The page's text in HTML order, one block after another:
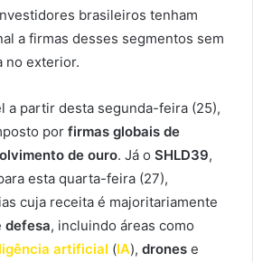
brasileiros tenham
a firmas desses segmentos sem
no exterior.
a partir desta segunda-feira (25),
por firmas globais de
de ouro. Já o SHLD39,
esta quarta-feira (27),
cuja receita é majoritariamente
defesa, incluindo áreas como
artificial (IA), drones e